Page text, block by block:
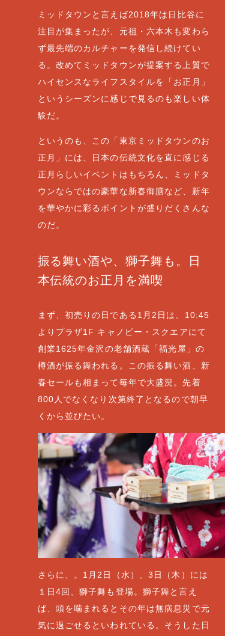
ミッドタウンと言えば2018年は日比谷に
注目が集まったが、元祖・六本木も変わら
ず最先端のカルチャーを発信し続けてい
る。改めてミッドタウンが提案する上質で
ハイセンスなライフスタイルを「お正月」
というシーズンに感じで見るのも楽しい体
験だ。
というのも、この「東京ミッドタウンのお
正月」には、日本の伝統文化を直に感じる
正月らしいイベントはもちろん、ミッドタ
ウンならではの豪華な新春御膳など、新年
を華やかに彩るポイントが盛りだくさんな
のだ。
振る舞い酒や、獅子舞も。日
本伝統のお正月を満喫
まず、初売りの日である1月2日は、10:45
よりプラザ1F キャノピー・スクエアにて
創業1625年金沢の老舗酒蔵「福光屋」の
樽酒が振る舞われる。この振る舞い酒、新
春セールも相まって毎年で大盛況。先着
800人でなくなり次第終了となるので朝早
くから並びたい。
さらに、。1月2日（水）、3日（木）には
１日4回、獅子舞も登場。獅子舞と言え
ば、頭を噛まれるとその年は無病息災で元
気に過ごせるといわれている。そうした日